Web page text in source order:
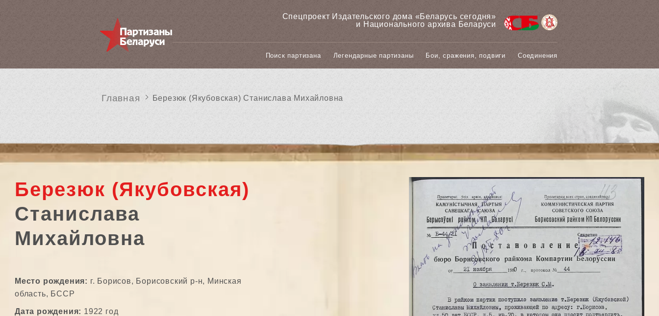
Спецпроект Издательского дома «‎Беларусь сегодня»
и Национального архива Беларуси
Поиск партизана Легендарные партизаны Бои, сражения, подвиги Соединения
Главная Березюк (Якубовская) Станислава Михайловна
Березюк (Якубовская)
Станислава
Михайловна
Место рождения: г. Борисов, Борисовский р-н, Минская
область, БССР
Дата рождения: 1922 год